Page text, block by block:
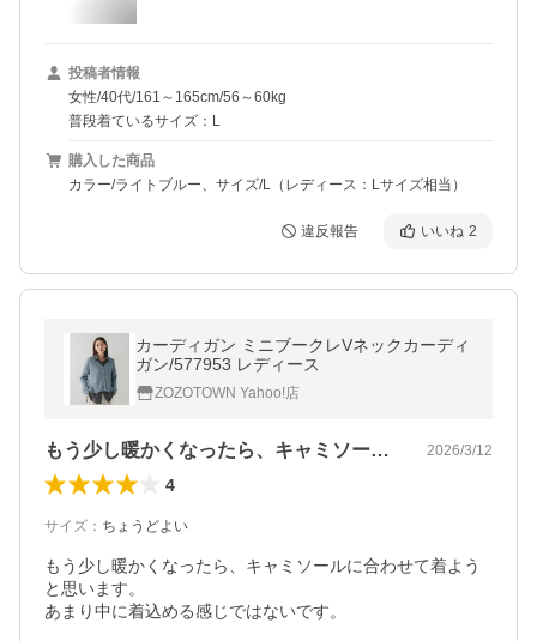
投稿者情報
女性/40代/161～165cm/56～60kg
普段着ているサイズ：L
購入した商品
カラー/ライトブルー、サイズ/L（レディース：Lサイズ相当）
違反報告 いいね 2
カーディガン ミニブークレVネックカーディ
ガン/577953 レディース
ZOZOTOWN Yahoo!店
もう少し暖かくなったら、キャミソールに… 2026/3/12
4
サイズ ： ちょうどよい
もう少し暖かくなったら、キャミソールに合わせて着よう
と思います。
あまり中に着込める感じではないです。